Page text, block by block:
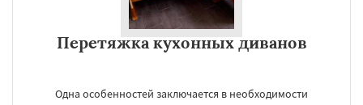
Перетяжка кухонных диванов
Одна особенностей заключается в необходимости